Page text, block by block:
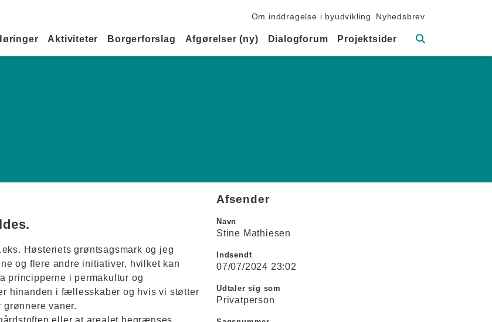
Sekundær navigation
Om inddragelse i byudvikling Nyhedsbrev
navigation
Aktiviteter Borgerforslag Afgørelser (ny) Dialogforum Projektsider
Høsteriets grøntsagsmark og jeg
og flere andre initiativer, hvilket kan
principperne i permakultur og
hinanden i fællesskaber og hvis vi støtter
vaner.
Afsender
Navn
Stine Mathiesen
Indsendt
07/07/2024 23:02
Udtaler sig som
Privatperson